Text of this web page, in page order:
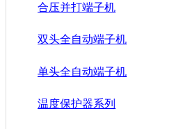
合压并打端子机
双头全自动端子机
单头全自动端子机
温度保护器系列